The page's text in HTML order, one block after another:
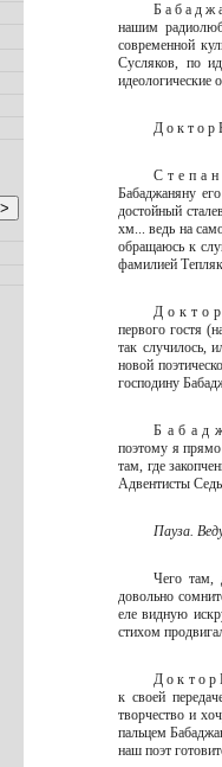
Б а б а д ж
нашим
современной
Сусляков, по
идеологические
Д о к т о р
С т е п а н
Бабаджаняну
достойный
хм... ведь на
обращаюсь к
фамилией
Д о к т о р
первого гостя
так случилось,
новой
господину
Б а б а д ж
поэтому я
там, где
Адвентисты
Пауза.
Чего там,
довольно
еле видную
стихом
Д о к т о р
к своей
творчество и
пальцем
наш поэт